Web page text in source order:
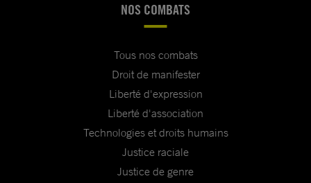
NOS COMBATS
Tous nos combats
Droit de manifester
Liberté d'expression
Liberté d'association
Technologies et droits humains
Justice raciale
Justice de genre